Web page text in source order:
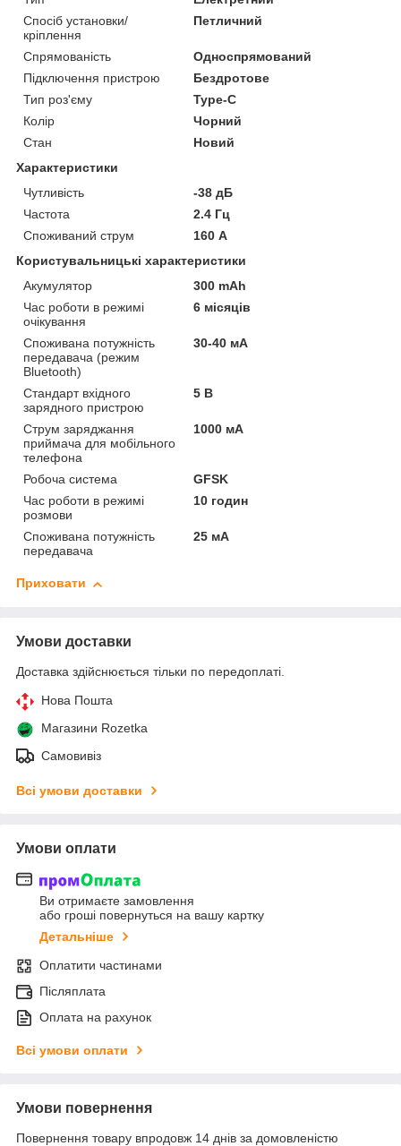
Спосіб установки/
кріплення
Петличний
Спрямованість
Односпрямований
Підключення пристрою
Бездротове
Тип роз'єму
Type-C
Колір
Чорний
Стан
Новий
Характеристики
Чутливість
-38 дБ
Частота
2.4 Гц
Споживаний струм
160 А
Користувальницькі характеристики
Акумулятор
300 mAh
Час роботи в режимі
очікування
6 місяців
Споживана потужність
передавача (режим
Bluetooth)
30-40 мА
Стандарт вхідного
зарядного пристрою
5 В
Струм заряджання
приймача для мобільного
телефона
1000 мА
Робоча система
GFSK
Час роботи в режимі
розмови
10 годин
Споживана потужність
передавача
25 мА
Приховати
Умови доставки
Доставка здійснюється тільки по передоплаті.
Нова Пошта
Магазини Rozetka
Самовивіз
Всі умови доставки
Умови оплати
Ви отримаєте замовлення
або гроші повернуться на вашу картку
Детальніше
Оплатити частинами
Післяплата
Оплата на рахунок
Всі умови оплати
Умови повернення
Повернення товару впродовж 14 днів за домовленістю